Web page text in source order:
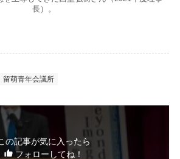
長）。
留萌青年会議所
の記事が気に入ったら
フォローしてね！